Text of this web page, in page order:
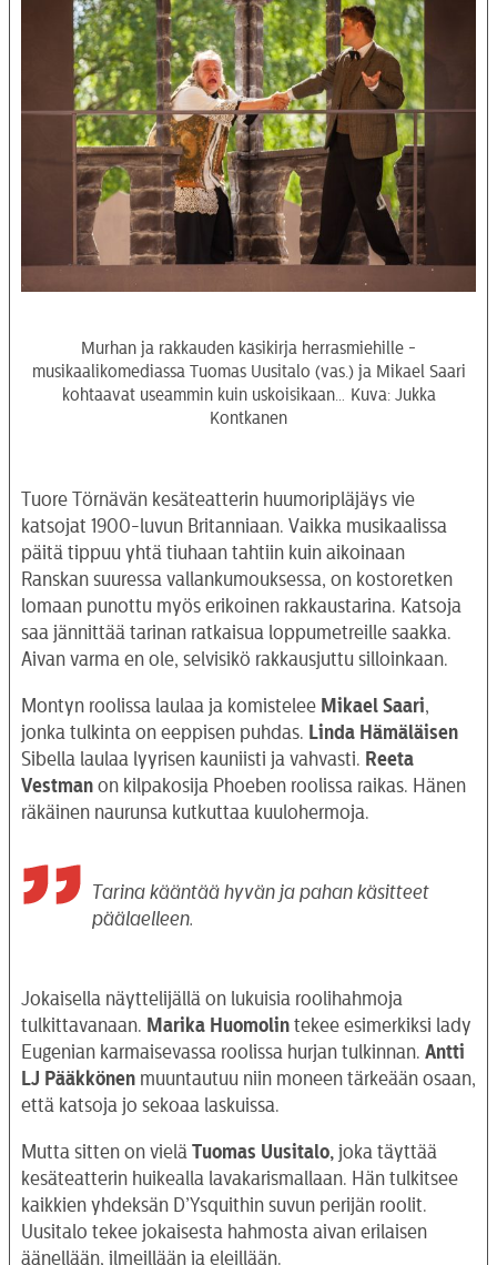
Murhan ja rakkauden käsikirja herrasmiehille -
musikaalikomediassa Tuomas Uusitalo (vas.) ja Mikael Saari
kohtaavat useammin kuin uskoisikaan… Kuva: Jukka
Kontkanen
Tuore Törnävän kesäteatterin huumoripläjäys vie
katsojat 1900-luvun Britanniaan. Vaikka musikaalissa
päitä tippuu yhtä tiuhaan tahtiin kuin aikoinaan
Ranskan suuressa vallankumouksessa, on kostoretken
lomaan punottu myös erikoinen rakkaustarina. Katsoja
saa jännittää tarinan ratkaisua loppumetreille saakka.
Aivan varma en ole, selvisikö rakkausjuttu silloinkaan.
Montyn roolissa laulaa ja komistelee Mikael Saari
jonka tulkinta on eeppisen puhdas.
Linda Hämäläisen
Sibella laulaa lyyrisen kauniisti ja vahvasti.
Reeta
Vestman on kilpakosija Phoeben roolissa raikas. Hänen
räkäinen naurunsa kutkuttaa kuulohermoja.
Tarina kääntää hyvän ja pahan käsitteet
päälaelleen.
Jokaisella näyttelijällä on lukuisia roolihahmoja
tulkittavanaan.
Marika Huomolin tekee esimerkiksi lady
Eugenian karmaisevassa roolissa hurjan tulkinnan. Antti
LJ Pääkkönen muuntautuu niin moneen tärkeään osaan,
että katsoja jo sekoaa laskuissa.
Mutta sitten on vielä Tuomas Uusitalo, joka täyttää
kesäteatterin huikealla lavakarismallaan. Hän tulkitsee
kaikkien yhdeksän D’Ysquithin suvun perijän roolit.
Uusitalo tekee jokaisesta hahmosta aivan erilaisen
äänellään, ilmeillään ja eleillään.